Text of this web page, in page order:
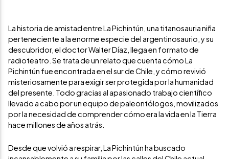
La historia de amistad entre La Pichintún, una titanosauria niña
perteneciente a la enorme especie del argentinosaurio, y su
descubridor, el doctor Walter Díaz, llega en formato de
radioteatro. Se trata de un relato que cuenta cómo La
Pichintún fue encontrada en el sur de Chile, y cómo revivió
misteriosamente para exigir ser protegida por la humanidad
del presente. Todo gracias al apasionado trabajo científico
llevado a cabo por un equipo de paleontólogos, movilizados
por la necesidad de comprender cómo era la vida en la Tierra
hace millones de años atrás.
Desde que volvió a respirar, La Pichintún ha buscado